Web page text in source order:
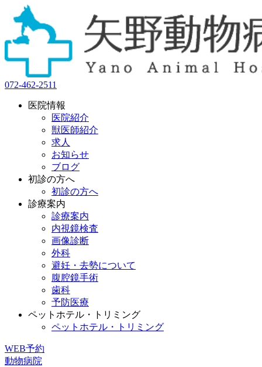
072-462-2511
医院情報
医院紹介
獣医師紹介
求人
お知らせ
ブログ
初診の方へ
初診の方へ
診療案内
診療案内
内視鏡検査
画像診断
外科
避妊・去勢について
腹腔鏡手術
歯科
予防医療
ペットホテル・トリミング
ペットホテル・トリミング
WEB予約
動物病院